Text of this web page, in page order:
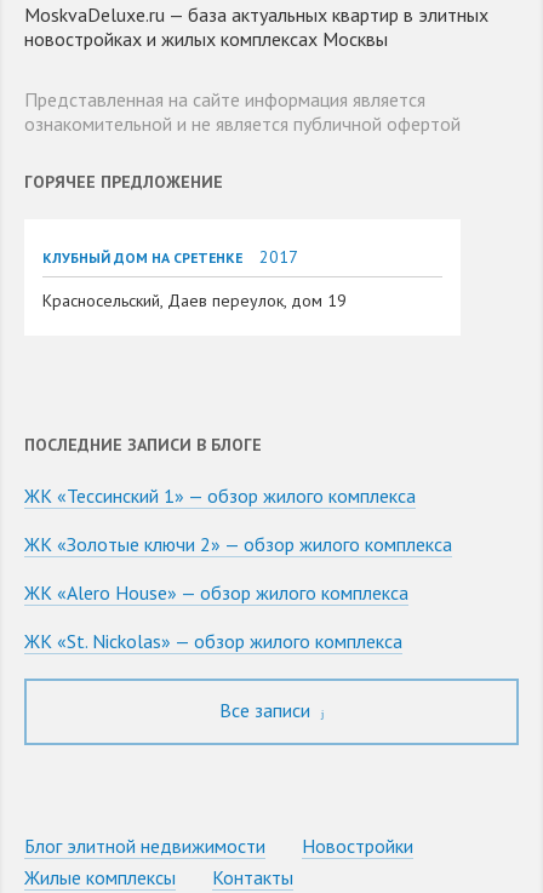
MoskvaDeluxe.ru — база актуальных квартир в элитных
новостройках и жилых комплексах Москвы
Представленная на сайте информация является
ознакомительной и не является публичной офертой
ГОРЯЧЕЕ ПРЕДЛОЖЕНИЕ
КЛУБНЫЙ ДОМ НА СРЕТЕНКЕ
2017
Красносельский, Даев переулок, дом 19
ПОСЛЕДНИЕ ЗАПИСИ В БЛОГЕ
ЖК «Тессинский 1» — обзор жилого комплекса
ЖК «Золотые ключи 2» — обзор жилого комплекса
ЖК «Alero House» — обзор жилого комплекса
ЖК «St. Nickolas» — обзор жилого комплекса
Все записи
Блог элитной недвижимости
Новостройки
Жилые комплексы
Контакты